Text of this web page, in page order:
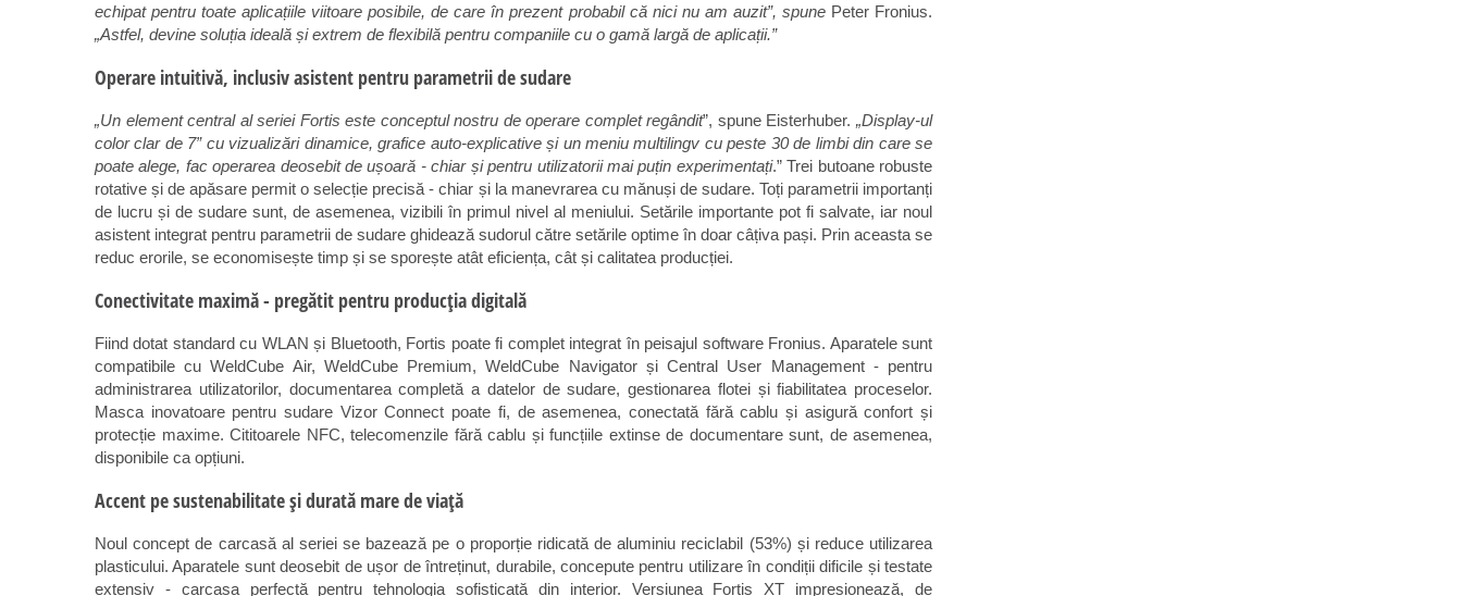
echipat pentru toate aplicațiile viitoare posibile, de care în prezent probabil că nici nu am auzit”, spune Peter Fronius.
„Astfel, devine soluția ideală și extrem de flexibilă pentru companiile cu o gamă largă de aplicații.”
Operare intuitivă, inclusiv asistent pentru parametrii de sudare
„Un element central al seriei Fortis este conceptul nostru de operare complet regândit”, spune Eisterhuber.„Display-ul
color clar de 7” cu vizualizări dinamice, grafice auto-explicative și un meniu multilingv cu peste 30 de limbi din care se
poate alege, fac operarea deosebit de ușoară - chiar și pentru utilizatorii mai puțin experimentați.” Trei butoane robuste
rotative și de apăsare permit o selecție precisă - chiar și la manevrarea cu mănuși de sudare. Toți parametrii importanți
de lucru și de sudare sunt, de asemenea, vizibili în primul nivel al meniului. Setările importante pot fi salvate, iar noul
asistent integrat pentru parametrii de sudare ghidează sudorul către setările optime în doar câțiva pași. Prin aceasta se
reduc erorile, se economisește timp și se sporește atât eficiența, cât și calitatea producției.
Conectivitate maximă - pregătit pentru producția digitală
Fiind dotat standard cu WLAN și Bluetooth, Fortis poate fi complet integrat în peisajul software Fronius. Aparatele sunt
compatibile cu WeldCube Air, WeldCube Premium, WeldCube Navigator și Central User Management - pentru
administrarea utilizatorilor, documentarea completă a datelor de sudare, gestionarea flotei și fiabilitatea proceselor.
Masca inovatoare pentru sudare Vizor Connect poate fi, de asemenea, conectată fără cablu și asigură confort și
protecție maxime. Cititoarele NFC, telecomenzile fără cablu și funcțiile extinse de documentare sunt, de asemenea,
disponibile ca opțiuni.
Accent pe sustenabilitate și durată mare de viață
Noul concept de carcasă al seriei se bazează pe o proporție ridicată de aluminiu reciclabil (53%) și reduce utilizarea
plasticului. Aparatele sunt deosebit de ușor de întreținut, durabile, concepute pentru utilizare în condiții dificile și testate
extensiv - carcasa perfectă pentru tehnologia sofisticată din interior. Versiunea Fortis XT impresionează, de